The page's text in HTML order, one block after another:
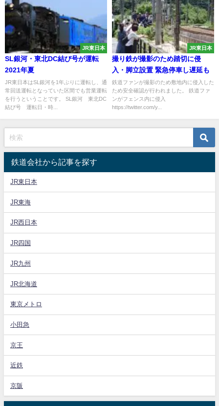
JR東日本
SL銀河・東北DC結び号が運転
2021年夏
JR東日本はSL銀河を1年ぶりに運転し、通
常回送運転となっていた区間でも営業運転
を行うということです。 SL銀河 東北DC
結び号 運転日・時...
JR東日本
撮り鉄が撮影のため踏切に侵
入・脚立設置 緊急停車し遅延も
鉄道ファンが撮影のため敷地内に侵入した
ため安全確認が行われました。 鉄道ファ
ンがフェンス内に侵入
https://twitter.com/y...
鉄道会社から記事を探す
JR東日本
JR東海
JR西日本
JR四国
JR九州
JR北海道
東京メトロ
小田急
京王
近鉄
京阪